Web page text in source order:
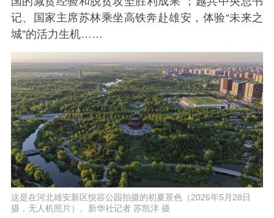
记、国家主席苏林乘坐高铁奔赴雄安，体验“未来之
城”的活力生机……
这是在河北雄安新区悦容公园拍摄的初夏景色（2026年5月28日
摄，无人机照片）。新华社记者 苏凯洋 摄